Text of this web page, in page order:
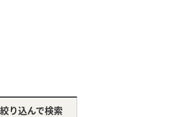
り込んで検索